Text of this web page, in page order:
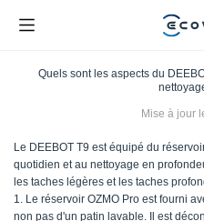
Quels sont les aspects du
Mise à jour
Le DEEBOT T9 est équipé du
quotidien et au nettoyage en
les taches légères et les taches
1. Le réservoir OZMO Pro est fourni
non pas d'un patin lavable. Il est